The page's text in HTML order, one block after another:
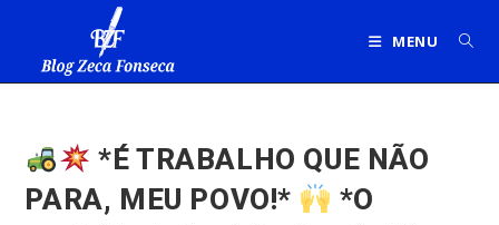
MENU
*É TRABALHO QUE NÃO
PARA, MEU POVO!*
*O